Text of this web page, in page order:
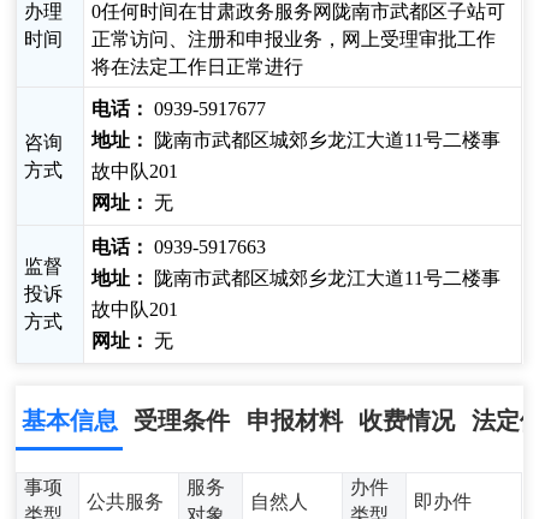
办理
时间
0任何时间在甘肃政务服务网陇南市武都区子站可
正常访问、注册和申报业务，网上受理审批工作
将在法定工作日正常进行
咨询
方式
电话： 0939-5917677
地址：
陇南市武都区城郊乡龙江大道11号二楼事
故中队201
网址： 无
监督
投诉
方式
电话： 0939-5917663
地址：
陇南市武都区城郊乡龙江大道11号二楼事
故中队201
网址： 无
基本信息 受理条件 申报材料 收费情况 法定
事项
类型
公共服务
服务
对象
自然人
办件
类型
即办件